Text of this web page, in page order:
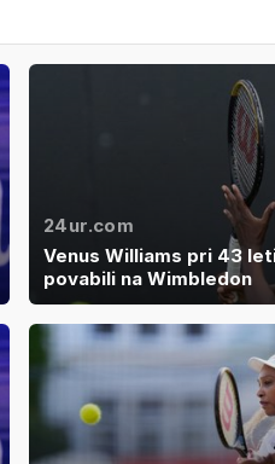
24ur.com
Venus Williams pri 43
povabili na Wimbledon